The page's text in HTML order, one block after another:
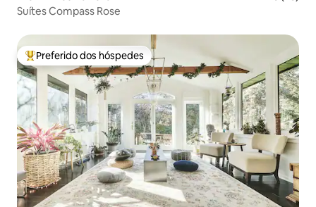
Suítes Compass Rose
Entre os melhores preferidos dos hóspedes
Preferido dos hóspedes